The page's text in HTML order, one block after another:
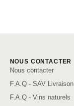
NOUS CONTACTER
Nous contacter
F.A.Q - SAV Livraison
F.A.Q - Vins naturels